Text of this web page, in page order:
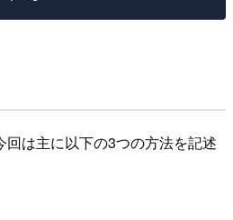
回は主に以下の3つの方法を記述